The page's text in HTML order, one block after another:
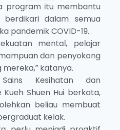
program itu membantu
dalam semua
pandemik COVID-19.
mental, pelajar
dan penyokong
mereka,” katanya.
Kesihatan dan
Shuen Hui berkata,
beliau membuat
kelak.